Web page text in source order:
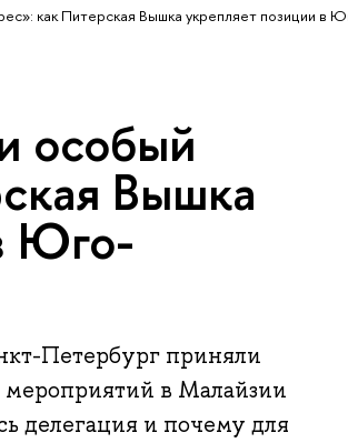
как Питерская Вышка укрепляет позиции в
особый
Вышка
Юго-
Петербург приняли
мероприятий в Малайзии
делегация и почему для